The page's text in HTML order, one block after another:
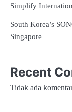
Simplify
South Korea’s
Singapore
Recent
Tidak ada